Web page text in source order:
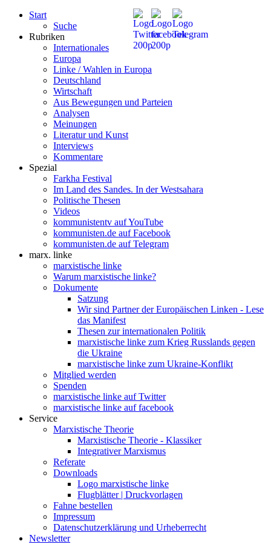
Start
Suche
Rubriken
Internationales
Europa
Linke / Wahlen in Europa
Deutschland
Wirtschaft
Aus Bewegungen und Parteien
Analysen
Meinungen
Literatur und Kunst
Interviews
Kommentare
Spezial
Farkha Festival
Im Land des Sandes. In der Westsahara
Politische Thesen
Videos
kommunistentv auf YouTube
kommunisten.de auf Facebook
kommunisten.de auf Telegram
marx. linke
marxistische linke
Warum marxistische linke?
Dokumente
Satzung
Wir sind Partner der Europäischen Linken - Lese
das Manifest
Thesen zur internationalen Politik
marxistische linke zum Krieg Russlands gegen
die Ukraine
marxistische linke zum Ukraine-Konflikt
Mitglied werden
Spenden
marxistische linke auf Twitter
marxistische linke auf facebook
Service
Marxistische Theorie
Marxistische Theorie - Klassiker
Integrativer Marxismus
Referate
Downloads
Logo marxistische linke
Flugblätter | Druckvorlagen
Fahne bestellen
Impressum
Datenschutzerklärung und Urheberrecht
Newsletter